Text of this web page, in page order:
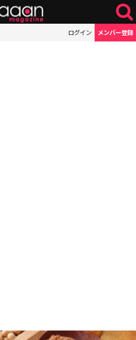
ログイン メンバー登録